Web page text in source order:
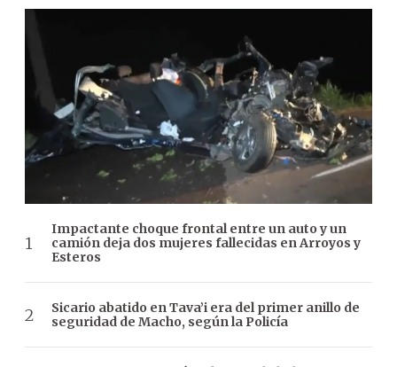
Impactante choque frontal entre un auto y un
camión deja dos mujeres fallecidas en Arroyos y
Esteros
Sicario abatido en Tava’i era del primer anillo de
seguridad de Macho, según la Policía